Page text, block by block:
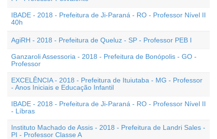
IBADE - 2018 - Prefeitura de Ji-Paraná - RO - Professor Nível II
40h
AgiRH - 2018 - Prefeitura de Queluz - SP - Professor PEB I
Ganzaroli Assessoria - 2018 - Prefeitura de Bonópolis - GO -
Professor
EXCELÊNCIA - 2018 - Prefeitura de Ituiutaba - MG - Professor
- Anos Iniciais e Educação Infantil
IBADE - 2018 - Prefeitura de Ji-Paraná - RO - Professor Nível II
- Líbras
Instituto Machado de Assis - 2018 - Prefeitura de Landri Sales -
PI - Professor Classe A